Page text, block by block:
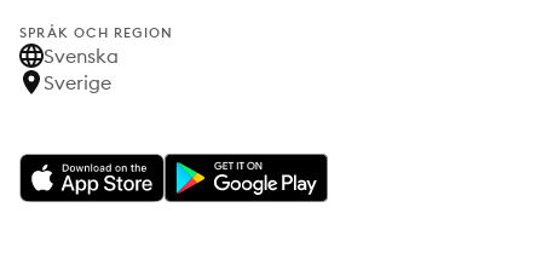
SPRÅK OCH REGION
Svenska
Sverige